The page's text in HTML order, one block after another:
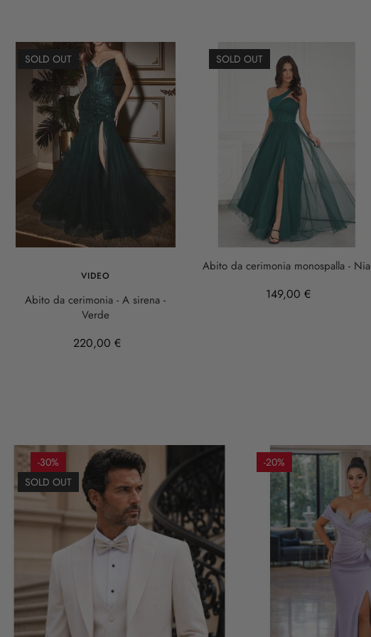
SOLD OUT
VIDEO
Abito da cerimonia - A sirena -
Verde
220,00 €
SOLD OUT
Abito da cerimonia monospalla - Nia
149,00 €
-30%
SOLD OUT
-20%